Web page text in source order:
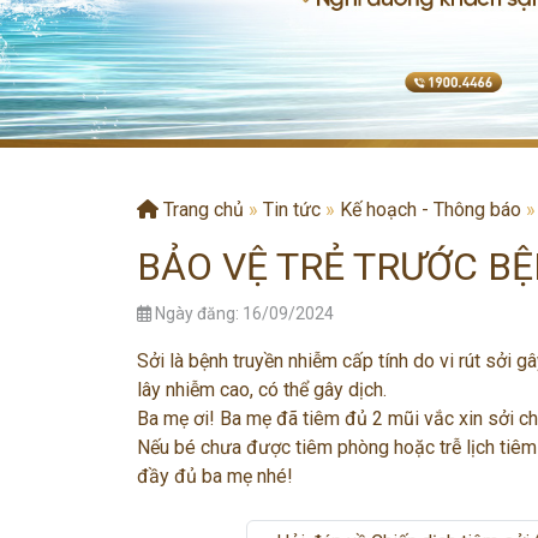
Trang chủ » Tin tức » Kế hoạch - Thông báo »
BẢO VỆ TRẺ TRƯỚC
Ngày đăng: 16/09/2024
Sởi là bệnh truyền nhiễm cấp tính do vi rút sởi
lây nhiễm cao, có thể gây dịch.
Ba mẹ ơi! Ba mẹ đã tiêm đủ 2 mũi vắc xin sởi
Nếu bé chưa được tiêm phòng hoặc trễ lịch
đầy đủ ba mẹ nhé!